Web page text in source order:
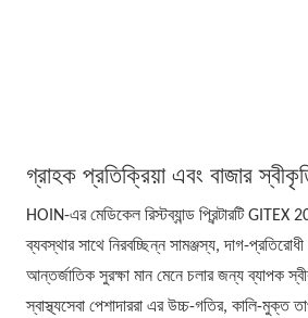
গ্রাহক প্রতিক্রিয়া এবং বাজার
HOIN-এর মেডিকেল রিস্টব্যান্ড প্রিন্টারটি GITEX
ব্যবস্থার সাথে নিরবচ্ছিন্ন সামঞ্জস্য, দাগ-প্রতিরোধী
আন্তর্জাতিক সুরক্ষা মান মেনে চলার জন্য ব্যাপক
স্বাস্থ্যসেবা পেশাদাররা এর উচ্চ-গতির, কালি-মুক্ত